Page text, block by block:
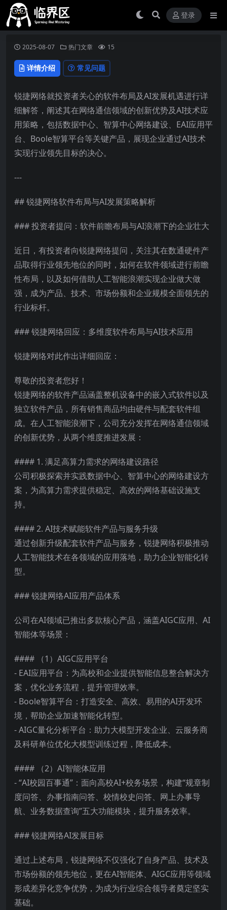
登录
2025-08-07 热门文章 15
详情介绍 常见问题
锐捷网络就投资者关心的软件布局及AI发展机遇进行详
细解答，阐述其在网络通信领域的创新优势及AI技术应
用策略，包括数据中心、智算中心网络建设、EAI应用平
台、Boole智算平台等关键产品，展现企业通过AI技术
实现行业领先目标的决心。
---
## 锐捷网络软件布局与AI发展策略解析
### 投资者提问：软件前瞻布局与AI浪潮下的企业壮大
近日，有投资者向锐捷网络提问，关注其在数通硬件产
品取得行业领先地位的同时，如何在软件领域进行前瞻
性布局，以及如何借助人工智能浪潮实现企业做大做
强，成为产品、技术、市场份额和企业规模全面领先的
行业标杆。
### 锐捷网络回应：多维度软件布局与AI技术应用
锐捷网络对此作出详细回应：
尊敬的投资者您好！
锐捷网络的软件产品涵盖整机设备中的嵌入式软件以及
独立软件产品，所有销售商品均由硬件与配套软件组
成。在人工智能浪潮下，公司充分发挥在网络通信领域
的创新优势，从两个维度推进发展：
#### 1. 满足高算力需求的网络建设路径
公司积极探索并实践数据中心、智算中心的网络建设方
案，为高算力需求提供稳定、高效的网络基础设施支
持。
#### 2. AI技术赋能软件产品与服务升级
通过创新升级配套软件产品与服务，锐捷网络积极推动
人工智能技术在各领域的应用落地，助力企业智能化转
型。
### 锐捷网络AI应用产品体系
公司在AI领域已推出多款核心产品，涵盖AIGC应用、AI
智能体等场景：
#### （1）AIGC应用平台
- EAI应用平台：为高校和企业提供智能信息整合解决方
案，优化业务流程，提升管理效率。
- Boole智算平台：打造安全、高效、易用的AI开发环
境，帮助企业加速智能化转型。
- AIGC量化分析平台：助力大模型开发企业、云服务商
及科研单位优化大模型训练过程，降低成本。
#### （2）AI智能体应用
- “AI校园百事通”：面向高校AI+校务场景，构建“规章制
度问答、办事指南问答、校情校史问答、网上办事导
航、业务数据查询”五大功能模块，提升服务效率。
### 锐捷网络AI发展目标
通过上述布局，锐捷网络不仅强化了自身产品、技术及
市场份额的领先地位，更在AI智能体、AIGC应用等领域
形成差异化竞争优势，为成为行业综合领导者奠定坚实
基础。